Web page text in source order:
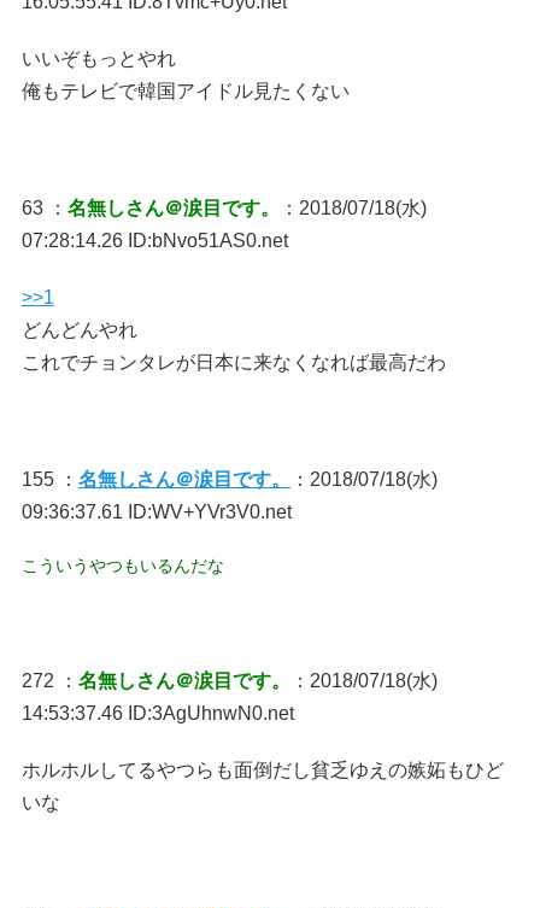
いいぞもっとやれ
俺もテレビで韓国アイドル見たくない
63 ： 名無しさん＠涙目です。
：2018/07/18(水)
07:28:14.26 ID:bNvo51AS0.net
>>1
どんどんやれ
これでチョンタレが日本に来なくなれば最高だわ
155 ： 名無しさん＠涙目です。
：2018/07/18(水)
09:36:37.61 ID:WV+YVr3V0.net
こういうやつもいるんだな
272 ： 名無しさん＠涙目です。
：2018/07/18(水)
14:53:37.46 ID:3AgUhnwN0.net
ホルホルしてるやつらも面倒だし貧乏ゆえの嫉妬もひど
いな